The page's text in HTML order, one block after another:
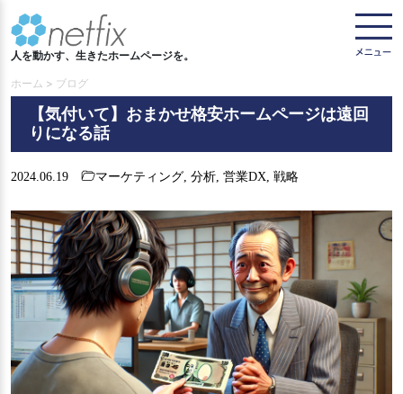
人を動かす、生きたホームページを。
ホーム > ブログ
【気付いて】おまかせ格安ホームページは遠回
りになる話
2024.06.19 マーケティング 分析 営業DX 戦略